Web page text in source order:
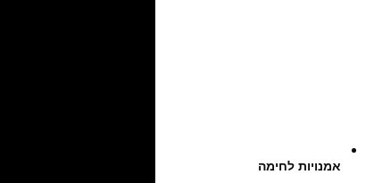
אמנויות לחימה